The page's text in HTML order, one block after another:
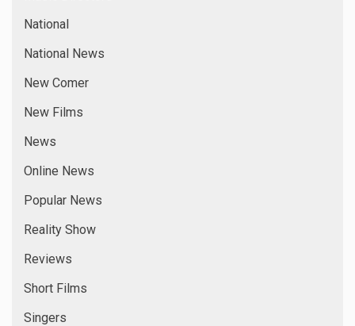
National
National News
New Comer
New Films
News
Online News
Popular News
Reality Show
Reviews
Short Films
Singers